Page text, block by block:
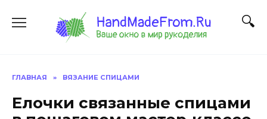
содержанию
ГЛАВНАЯ » ВЯЗАНИЕ СПИЦАМИ
Елочки связанные спицами